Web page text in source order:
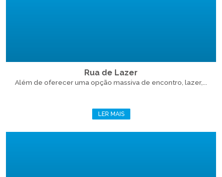
Rua de Lazer
Além de oferecer uma opção massiva de encontro, lazer,...
LER MAIS